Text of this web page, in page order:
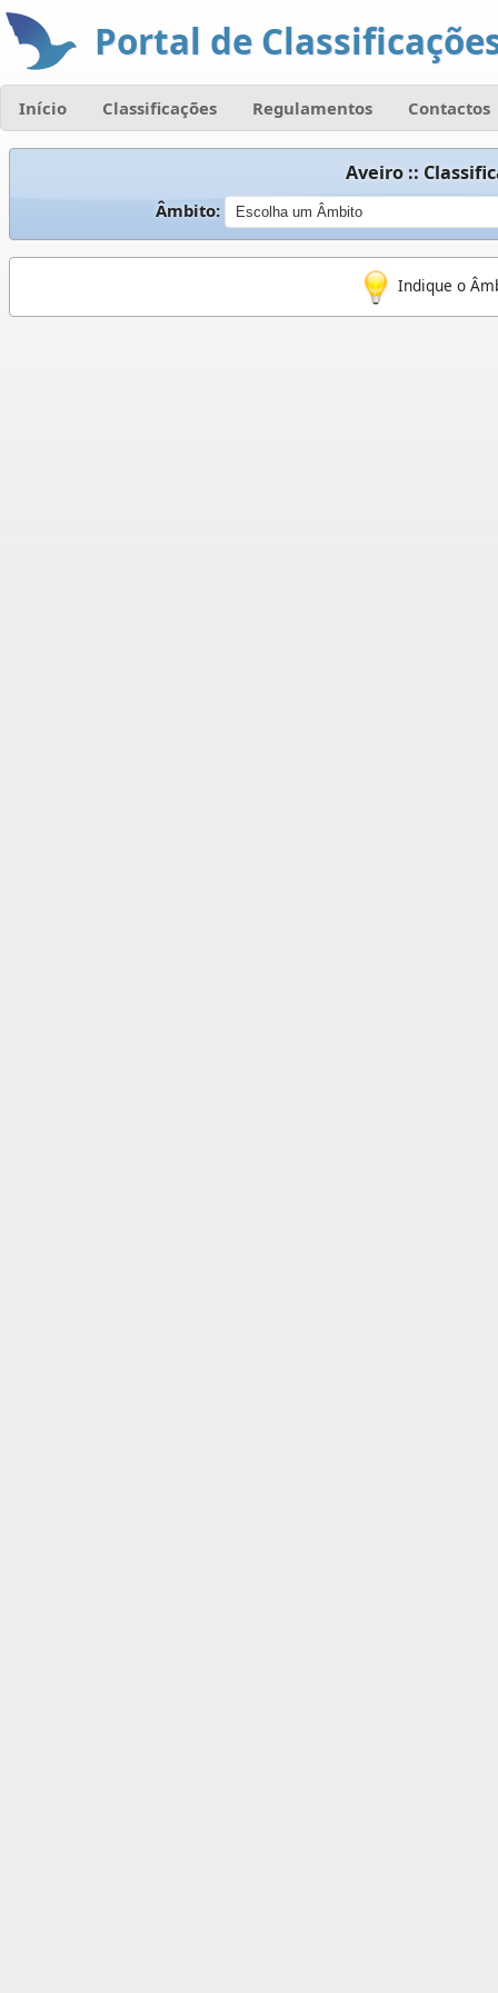
Portal de
Início Classificações Regulamentos Contactos
Aveiro ::
Âmbito:
Indique o